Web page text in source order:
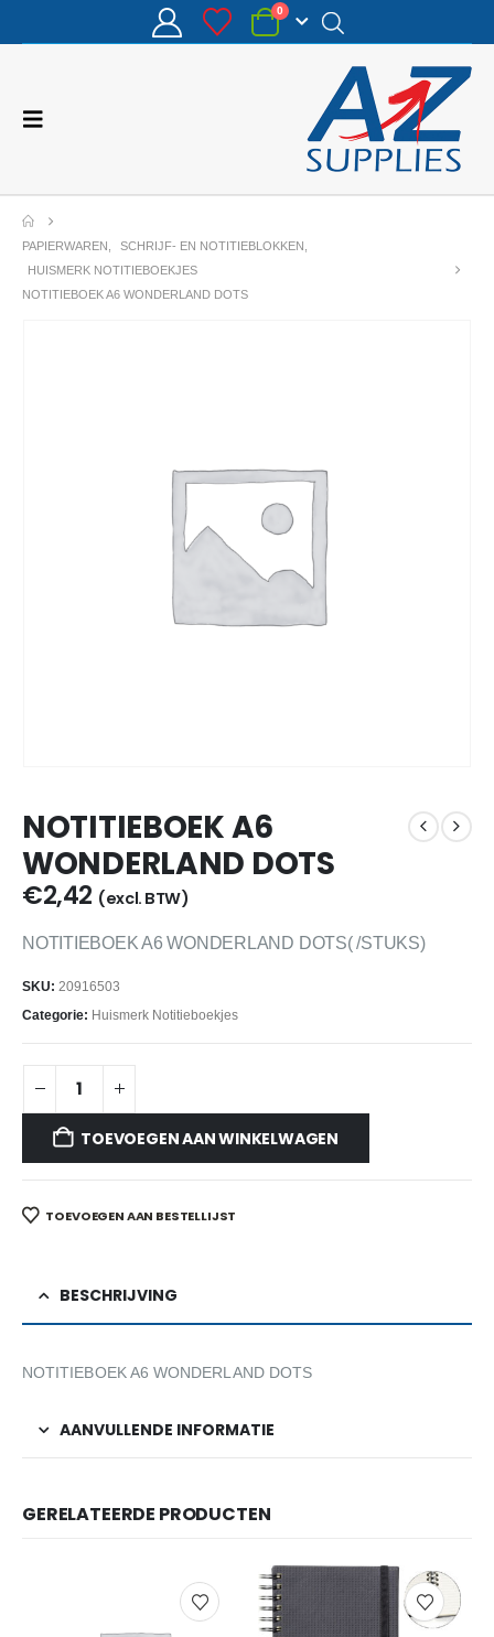
0
PAPIERWAREN SCHRIJF- EN NOTITIEBLOKKEN
HUISMERK NOTITIEBOEKJES
NOTITIEBOEK A6 WONDERLAND DOTS
NOTITIEBOEK A6
WONDERLAND DOTS
€2,42 (excl. BTW)
NOTITIEBOEK A6 WONDERLAND DOTS( /STUKS)
SKU: 20916503
Categorie: Huismerk Notitieboekjes
TOEVOEGEN AAN WINKELWAGEN
TOEVOEGEN AAN BESTELLIJST
BESCHRIJVING
NOTITIEBOEK A6 WONDERLAND DOTS
AANVULLENDE INFORMATIE
GERELATEERDE PRODUCTEN